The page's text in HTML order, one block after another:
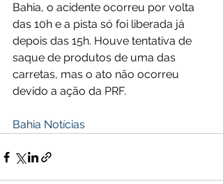
Bahia, o acidente ocorreu por volta
das 10h e a pista só foi liberada já
depois das 15h. Houve tentativa de
saque de produtos de uma das
carretas, mas o ato não ocorreu
devido a ação da PRF.
Bahia Notícias